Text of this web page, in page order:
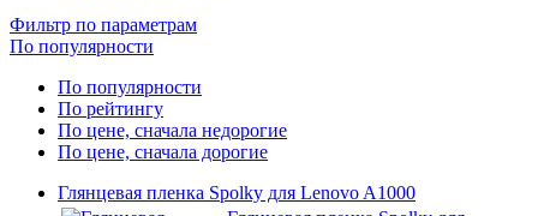
Фильтр по параметрам
По популярности
По популярности
По рейтингу
По цене, сначала недорогие
По цене, сначала дорогие
Глянцевая пленка Spolky для Lenovo A1000